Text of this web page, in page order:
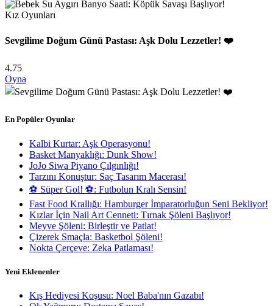
Kız Oyunları
Sevgilime Doğum Günü Pastası: Aşk Dolu Lezzetler! ❤️
4.75
Oyna
En Popüler Oyunlar
Kalbi Kurtar: Aşk Operasyonu!
Basket Manyaklığı: Dunk Show!
JoJo Siwa Piyano Çılgınlığı!
Tarzını Konuştur: Saç Tasarım Macerası!
⚽ Süper Gol! ⚽: Futbolun Kralı Sensin!
Fast Food Krallığı: Hamburger İmparatorluğun Seni Bekliyor!
Kızlar İçin Nail Art Cenneti: Tırnak Şöleni Başlıyor!
Meyve Şöleni: Birleştir ve Patlat!
Çizerek Smaçla: Basketbol Şöleni!
Nokta Çerçeve: Zeka Patlaması!
Yeni Eklenenler
Kış Hediyesi Koşusu: Noel Baba'nın Gazabı!